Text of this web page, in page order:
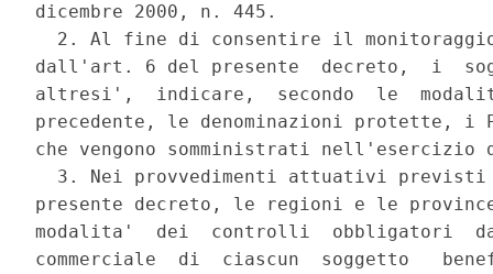
dicembre 2000, n. 445.
2. Al fine di consentire il
dall'art. 6 del presente  decreto,  i
altresi',  indicare,  secondo  le
precedente, le denominazioni protette,
che vengono somministrati
3. Nei provvedimenti attuativi
presente decreto, le regioni e le
modalita'  dei  controlli  obbligatori
commerciale  di  ciascun  soggetto